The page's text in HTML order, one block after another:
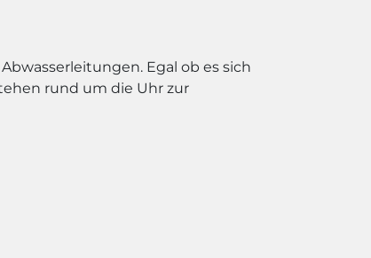
Egal ob es sich
rund um die Uhr zur